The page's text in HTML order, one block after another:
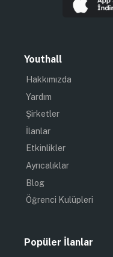
Youthall
Hakkımızda
Yardım
Şirketler
İlanlar
Etkinlikler
Ayrıcalıklar
Blog
Öğrenci Kulüpleri
Popüler İlanlar